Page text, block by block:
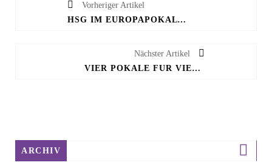
Vorheriger Artikel
HSG IM EUROPAPOKAL NACH UNGARN – VERTRAG FÜR CAROLIN JARON
Nächster Artikel
VIER POKALE FÜR VIER GEWINNER BEIM NEUJAHRSSCHIESSEN DES ABS
ARCHIV